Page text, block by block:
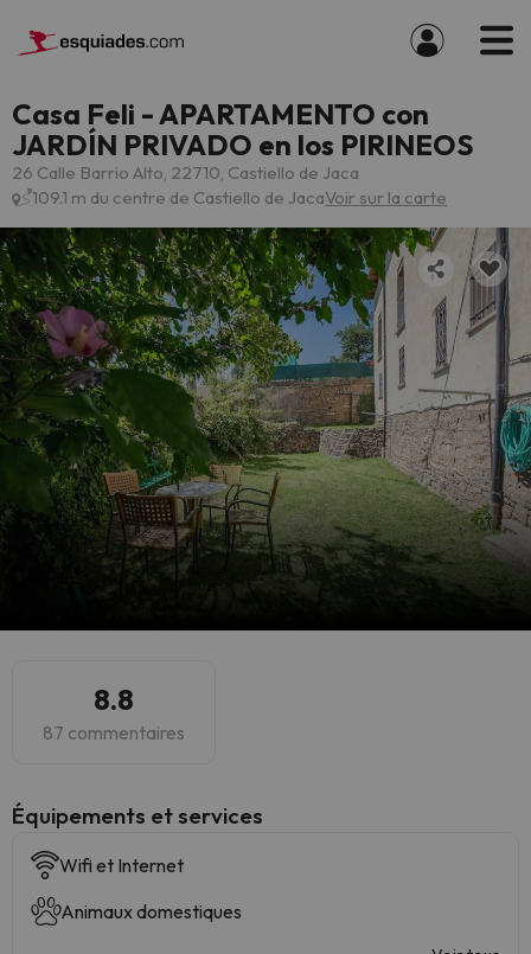
Casa Feli - APARTAMENTO con
JARDÍN PRIVADO en los PIRINEOS
26 Calle Barrio Alto, 22710, Castiello de Jaca
109.1 m du centre de Castiello de JacaVoir sur la carte
8.8
87 commentaires
​Équipements et services
Wifi et Internet
Animaux domestiques